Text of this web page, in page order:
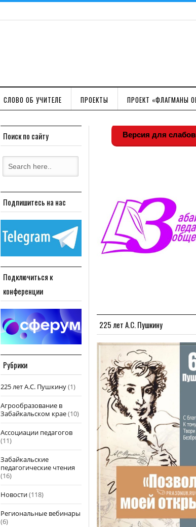
СЛОВО ОБ УЧИТЕЛЕ ПРОЕКТЫ ПРОЕКТ «ФЛАГМАНЫ
Поиск по сайту
Подпишитесь на нас
Подключиться к
конференции
Рубрики
225 лет А.С. Пушкину(1)
Агрообразование в
Забайкальском крае(10)
Ассоциации педагогов
(11)
Забайкальские
педагогические чтения
(16)
Новости(118)
Региональные вебинары
(6)
Версия для
225 лет А.С. Пушкину